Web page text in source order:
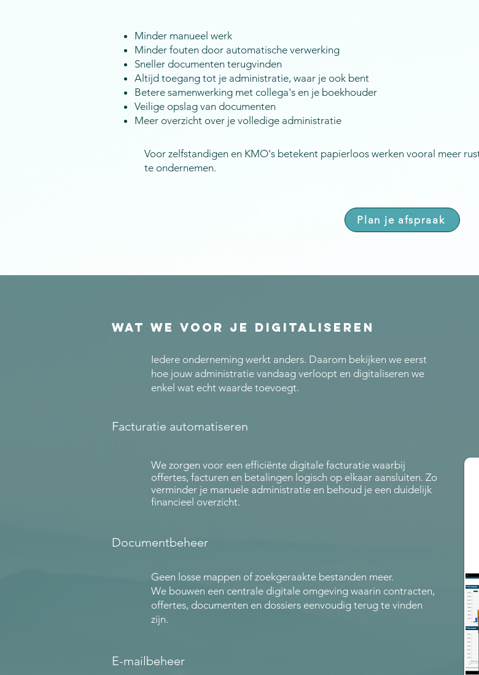
Minder manueel werk
Minder fouten door automatische verwerking
Sneller documenten terugvinden
Altijd toegang tot je administratie, waar je ook bent
Betere samenwerking met collega's en je boekhouder
Veilige opslag van documenten
Meer overzicht over je volledige administratie
Voor zelfstandigen en KMO's betekent papierloos werken vooral meer
te ondernemen.
Plan je afspraak
Wat we voor je digitaliseren
Iedere onderneming werkt anders. Daarom bekijken we eerst
hoe jouw administratie vandaag verloopt en digitaliseren we
enkel wat echt waarde toevoegt.
Facturatie automatiseren
We zorgen voor een efficiënte digitale facturatie waarbij
offertes, facturen en betalingen logisch op elkaar aansluiten. Zo
verminder je manuele administratie en behoud je een duidelijk
financieel overzicht.
Documentbeheer
Geen losse mappen of zoekgeraakte bestanden meer.
We bouwen een centrale digitale omgeving waarin contracten,
offertes, documenten en dossiers eenvoudig terug te vinden
zijn.
E-mailbeheer